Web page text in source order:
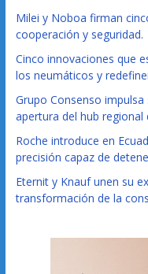
Milei y Noboa firman
cooperación y seguridad.
Cinco innovaciones que
los neumáticos y
Grupo Consenso
apertura del hub
Roche introduce en
precisión capaz de
Eternit y Knauf unen su
transformación de la